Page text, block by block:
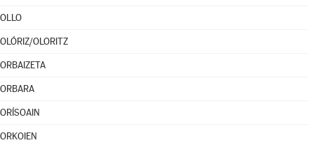
OLLO
OLÓRIZ/OLORITZ
ORBAIZETA
ORBARA
ORÍSOAIN
ORKOIEN